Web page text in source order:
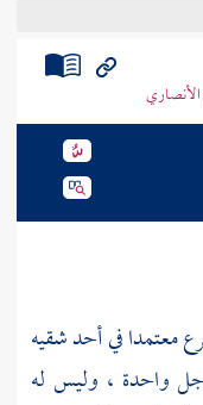
معتمدا في أحد شقيه
واحدة ، وليس له